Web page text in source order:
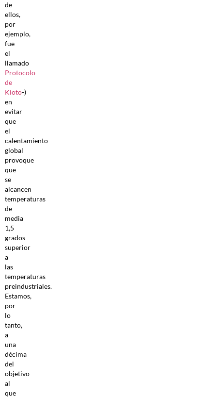
de
ellos,
por
ejemplo,
fue
el
llamado
Protocolo
de
Kioto-)
en
evitar
que
el
calentamiento
global
provoque
que
se
alcancen
temperaturas
de
media
1,5
grados
superior
a
las
temperaturas
preindustriales.
Estamos,
por
lo
tanto,
a
una
décima
del
objetivo
al
que